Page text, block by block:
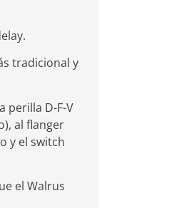
tradicional y
perilla D-F-V
al flanger
y el switch
el Walrus